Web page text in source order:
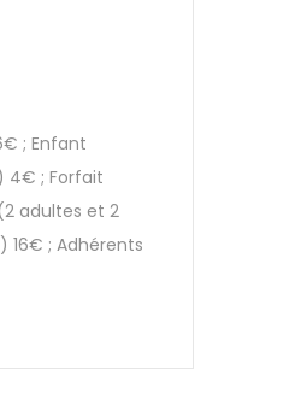
; Enfant
4€ ; Forfait
adultes et 2
16€ ; Adhérents